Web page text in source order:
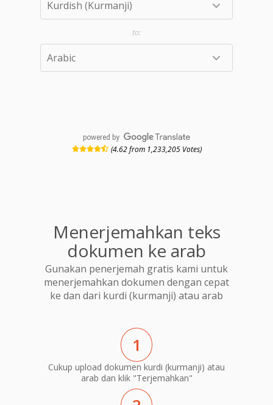
powered by
(4.62 from 1,233,205 Votes)
Menerjemahkan teks
dokumen ke arab
Gunakan penerjemah gratis kami untuk
menerjemahkan dokumen dengan cepat
ke dan dari kurdi (kurmanji) atau arab
1
Cukup upload dokumen kurdi (kurmanji) atau
arab dan klik "Terjemahkan"